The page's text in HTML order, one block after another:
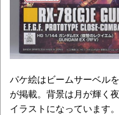
パケ絵はビームサーベル
が掲載。背景は月が輝く
イラストになっています